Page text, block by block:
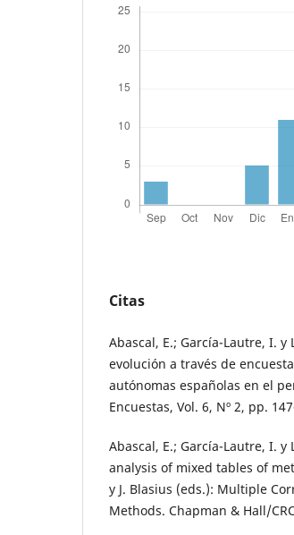
Citas
Abascal, E.; García-Lautre, I.
evolución a través de
autónomas españolas en el
Encuestas, Vol. 6, Nº 2, pp.
Abascal, E.; García-Lautre, I.
analysis of mixed tables of
y J. Blasius (eds.): Multiple
Methods. Chapman & Hall/